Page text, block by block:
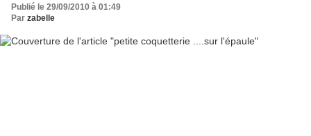
Publié le 29/09/2010 à 01:49
Par zabelle